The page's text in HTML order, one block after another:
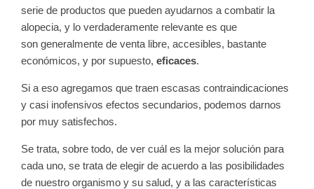
Sobre Recuperarelpelo.com
serie de productos que pueden ayudarnos a combatir la
alopecia, y lo verdaderamente relevante es que
son generalmente de venta libre, accesibles, bastante
económicos, y por supuesto, eficaces.
Si a eso agregamos que traen escasas contraindicaciones
y casi inofensivos efectos secundarios, podemos darnos
por muy satisfechos.
Se trata, sobre todo, de ver cuál es la mejor solución para
cada uno, se trata de elegir de acuerdo a las posibilidades
de nuestro organismo y su salud, y a las características